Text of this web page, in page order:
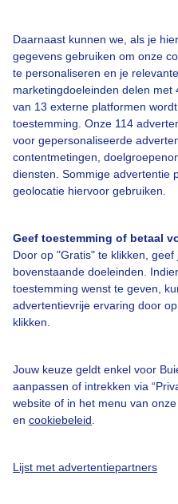
Daarnaast kunnen we, als je
gegevens gebruiken om onze
te personaliseren en je
marketingdoeleinden delen
van 13 externe platformen
toestemming. Onze 114
voor gepersonaliseerde
contentmetingen,
diensten. Sommige advertentie
geolocatie hiervoor gebruiken.
Geef toestemming of betaal
Door op "Gratis" te klikken,
bovenstaande doeleinden.
toestemming wenst te geven,
advertentievrije ervaring door
klikken.
Jouw keuze geldt enkel voor
aanpassen of intrekken via
website of in het menu van
en cookiebeleid
Lijst met advertentiepartners
Een
Over Buienradar
Veelgestelde vragen
Contact
Toegankelijkheid
Buienradar Team
Privacy beleid
Privacy instellingen